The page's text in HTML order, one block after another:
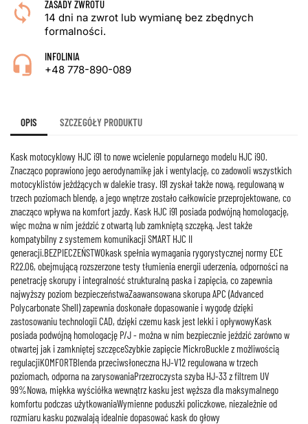
ZASADY ZWROTU
14 dni na zwrot lub wymianę bez zbędnych
formalności.
INFOLINIA
+48 778-890-089
OPIS SZCZEGÓŁY PRODUKTU
Kask motocyklowy HJC i91 to nowe wcielenie popularnego modelu HJC i90.
Znacząco poprawiono jego aerodynamikę jak i wentylację, co zadowoli wszystkich
motocyklistów jeżdżących w dalekie trasy. I91 zyskał także nową, regulowaną w
trzech poziomach blendę, a jego wnętrze zostało całkowicie przeprojektowane, co
znacząco wpływa na komfort jazdy. Kask HJC i91 posiada podwójną homologację,
więc można w nim jeździć z otwartą lub zamkniętą szczęką. Jest także
kompatybilny z systemem komunikacji SMART HJC II
generacji.BEZPIECZEŃSTWOkask spełnia wymagania rygorystycznej normy ECE
R22.06, obejmującą rozszerzone testy tłumienia energii uderzenia, odporności na
penetrację skorupy i integralność strukturalną paska i zapięcia, co zapewnia
najwyższy poziom bezpieczeństwaZaawansowana skorupa APC (Advanced
Polycarbonate Shell) zapewnia doskonałe dopasowanie i wygodę dzięki
zastosowaniu technologii CAD, dzięki czemu kask jest lekki i opływowyKask
posiada podwójną homologację P/J - można w nim bezpiecznie jeździć zarówno w
otwartej jak i zamkniętej szczęceSzybkie zapięcie MickroBuckle z możliwością
regulacjiKOMFORTBlenda przeciwsłoneczna HJ-V12 regulowana w trzech
poziomach, odporna na zarysowaniaPrzezroczysta szyba HJ-33 z filtrem UV
99%Nowa, miękka wyściółka wewnątrz kasku jest węższa dla maksymalnego
komfortu podczas użytkowaniaWymienne poduszki policzkowe, niezależnie od
rozmiaru kasku pozwalają idealnie dopasować kask do głowy